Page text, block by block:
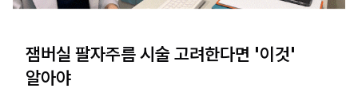
잼버실 팔자주름 시술 고려한다면 '이것'
알아야